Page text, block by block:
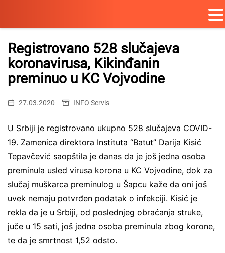
Skip
content
Registrovano 528 slučajeva
koronavirusa, Kikinđanin
preminuo u KC Vojvodine
27.03.2020 INFO Servis
U Srbiji je registrovano ukupno 528 slučajeva COVID-
19. Zamenica direktora Instituta “Batut” Darija Kisić
Tepavčević saopštila je danas da je još jedna osoba
preminula usled virusa korona u KC Vojvodine, dok za
slučaj muškarca preminulog u Šapcu kaže da oni još
uvek nemaju potvrđen podatak o infekciji. Kisić je
rekla da je u Srbiji, od poslednjeg obraćanja struke,
juče u 15 sati, još jedna osoba preminula zbog korone,
te da je smrtnost 1,52 odsto.